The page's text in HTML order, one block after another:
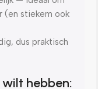
(en stiekem ook
dus praktisch
hebben: